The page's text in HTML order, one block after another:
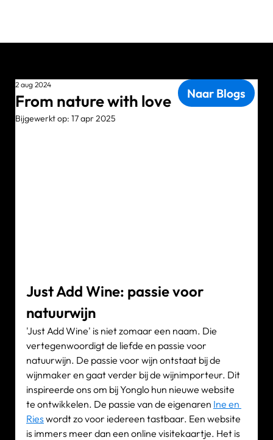
From nature with love
2 aug 2024
Bijgewerkt op: 17 apr 2025
Just Add Wine: passie voor
natuurwijn
'Just Add Wine' is niet zomaar een naam. Die
vertegenwoordigt de liefde en passie voor
natuurwijn. De passie voor wijn ontstaat bij de
wijnmaker en gaat verder bij de wijnimporteur. Dit
inspireerde ons om bij Yonglo hun nieuwe website
te ontwikkelen. De passie van de eigenaren Ine en
Ries wordt zo voor iedereen tastbaar. Een website
is immers meer dan een online visitekaartje. Het is
Naar Blogs
Waarom Wix?
Wix Studio
Wix Development
Onze expertise
Vacatures
Contact
Portfolio
Websites
Projecten